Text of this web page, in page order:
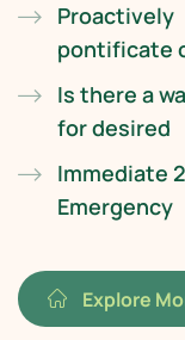
Proactively
pontificate
Is there a
for desired
Immediate
Emergency
Explore